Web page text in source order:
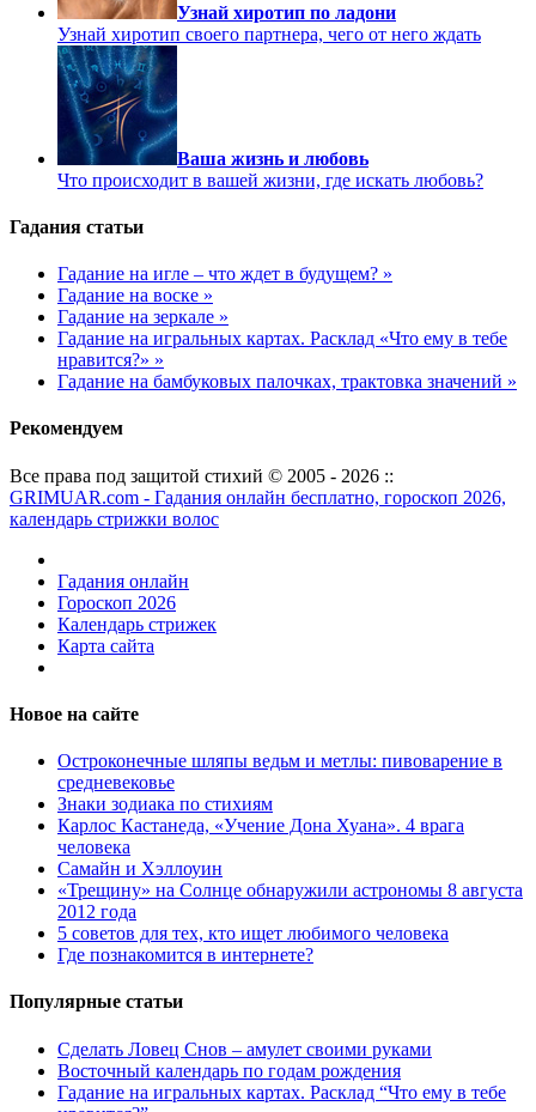
Узнай хиротип по ладони
Узнай хиротип своего партнера, чего от него ждать
Ваша жизнь и любовь
Что происходит в вашей жизни, где искать любовь?
Гадания статьи
Гадание на игле – что ждет в будущем? »
Гадание на воске »
Гадание на зеркале »
Гадание на игральных картах. Расклад «Что ему в тебе
нравится?» »
Гадание на бамбуковых палочках, трактовка значений »
Рекомендуем
Все права под защитой стихий © 2005 - 2026 ::
GRIMUAR.com - Гадания онлайн бесплатно, гороскоп 2026,
календарь стрижки волос
Гадания онлайн
Гороскоп 2026
Календарь стрижек
Карта сайта
Новое на сайте
Остроконечные шляпы ведьм и метлы: пивоварение в
средневековье
Знаки зодиака по стихиям
Карлос Кастанеда, «Учение Дона Хуана». 4 врага
человека
Самайн и Хэллоуин
«Трещину» на Солнце обнаружили астрономы 8 августа
2012 года
5 советов для тех, кто ищет любимого человека
Где познакомится в интернете?
Популярные статьи
Сделать Ловец Снов – амулет своими руками
Восточный календарь по годам рождения
Гадание на игральных картах. Расклад “Что ему в тебе